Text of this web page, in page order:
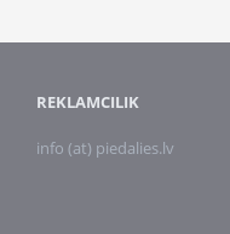
REKLAMCILIK
info (at) piedalies.lv